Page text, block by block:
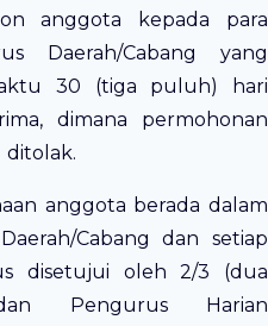
anggota kepada para
Daerah/Cabang yang
30 (tiga puluh) hari
dimana permohonan
ditolak.
anggota berada dalam
Cabang dan setiap
disetujui oleh 2/3 (dua
Pengurus Harian